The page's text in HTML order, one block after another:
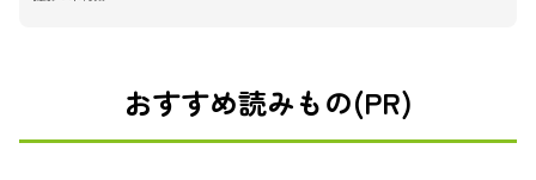
おすすめ読みもの(PR)